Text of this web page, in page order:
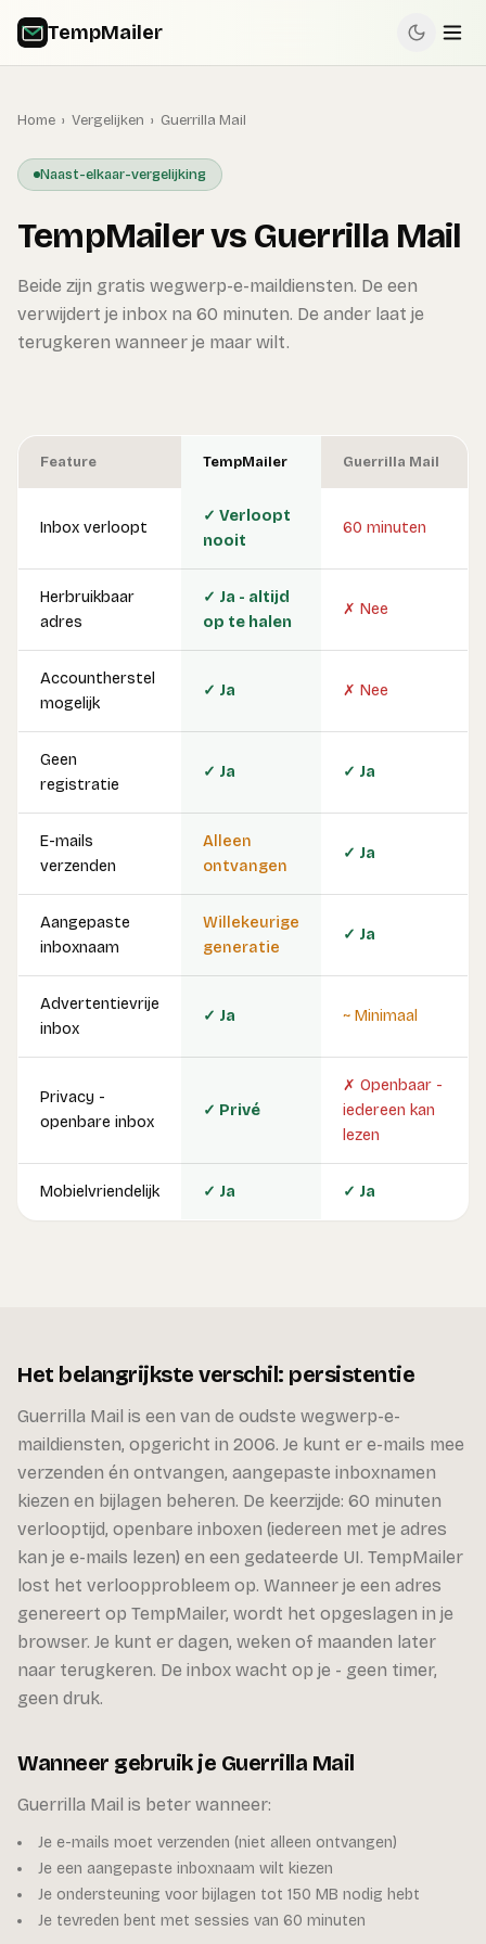
TempMailer
Home › Vergelijken › Guerrilla Mail
Naast-elkaar-vergelijking
TempMailer vs Guerrilla Mail
Beide zijn gratis wegwerp-e-maildiensten. De een
verwijdert je inbox na 60 minuten. De ander laat je
terugkeren wanneer je maar wilt.
Feature TempMailer Guerrilla Mail
Inbox verloopt
✓ Verloopt
nooit
60 minuten
Herbruikbaar
adres
✓ Ja - altijd
op te halen
✗ Nee
Accountherstel
mogelijk
✓ Ja ✗ Nee
Geen
registratie
✓ Ja ✓ Ja
E-mails
verzenden
Alleen
ontvangen
✓ Ja
Aangepaste
inboxnaam
Willekeurige
generatie
✓ Ja
Advertentievrije
inbox
✓ Ja ~ Minimaal
Privacy -
openbare inbox
✓ Privé
✗ Openbaar -
iedereen kan
lezen
Mobielvriendelijk ✓ Ja ✓ Ja
Het belangrijkste verschil: persistentie
Guerrilla Mail is een van de oudste wegwerp-e-
maildiensten, opgericht in 2006. Je kunt er e-mails mee
verzenden én ontvangen, aangepaste inboxnamen
kiezen en bijlagen beheren. De keerzijde: 60 minuten
verlooptijd, openbare inboxen (iedereen met je adres
kan je e-mails lezen) en een gedateerde UI. TempMailer
lost het verloopprobleem op. Wanneer je een adres
genereert op TempMailer, wordt het opgeslagen in je
browser. Je kunt er dagen, weken of maanden later
naar terugkeren. De inbox wacht op je - geen timer,
geen druk.
Wanneer gebruik je Guerrilla Mail
Guerrilla Mail is beter wanneer:
Je e-mails moet verzenden (niet alleen ontvangen)
Je een aangepaste inboxnaam wilt kiezen
Je ondersteuning voor bijlagen tot 150 MB nodig hebt
Je tevreden bent met sessies van 60 minuten